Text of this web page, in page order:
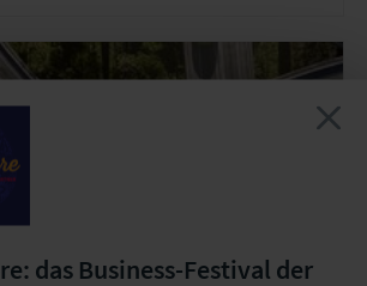
das Business-Festival der